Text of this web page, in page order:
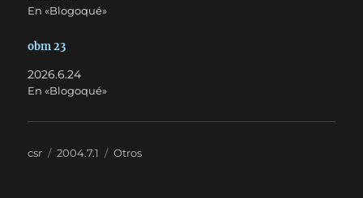
En «Blogoqué»
obm 23
2026.6.24
En «Blogoqué»
Autor
csr
Publicado
2004.7.1 Categorías
Otros